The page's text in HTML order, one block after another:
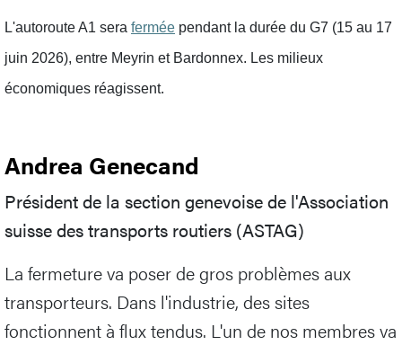
L'autoroute A1 sera fermée pendant la durée du G7 (15 au 17
juin 2026), entre Meyrin et Bardonnex. Les milieux
économiques réagissent.
Andrea Genecand
Président de la section genevoise de l'Association
suisse des transports routiers (ASTAG)
La fermeture va poser de gros problèmes aux
transporteurs. Dans l'industrie, des sites
fonctionnent à flux tendus. L'un de nos membres va